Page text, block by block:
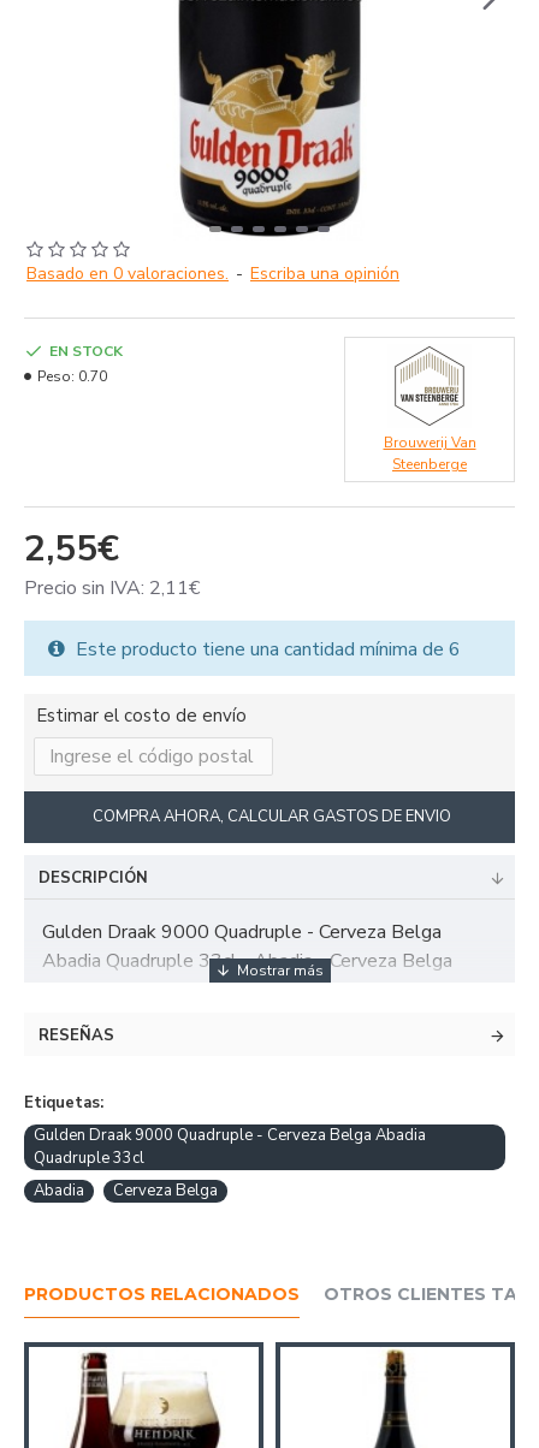
Basado en 0 valoraciones. - Escriba una opinión
2,55€
Precio sin IVA: 2,11€
EN STOCK
Peso: 0.70
Brouwerij Van
Steenberge
Este producto tiene una cantidad mínima de 6
Estimar el costo de envío
COMPRA AHORA, CALCULAR GASTOS DE ENVIO
DESCRIPCIÓN
Gulden Draak 9000 Quadruple - Cerveza Belga
Abadia Quadruple 33cl - Abadia - Cerveza Belga
RESEÑAS
Etiquetas:
Gulden Draak 9000 Quadruple - Cerveza Belga Abadia
Quadruple 33cl
Abadia
Cerveza Belga
PRODUCTOS RELACIONADOS OTROS CLIENTES